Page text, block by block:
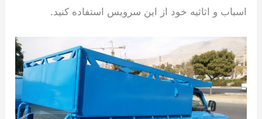
اسباب و اثاثیه خود از این سرویس استفاده کنید.